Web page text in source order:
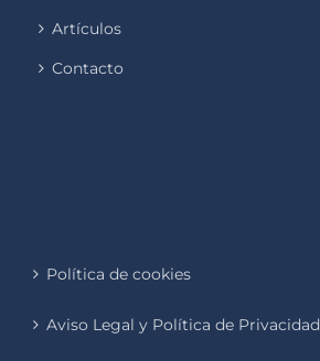
Artículos
Contacto
Política de cookies
Aviso Legal y Política de Privacidad